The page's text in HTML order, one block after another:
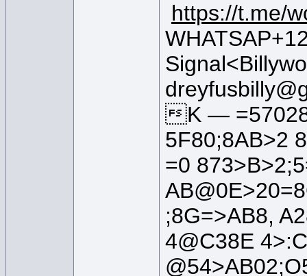
https://t.me/
K —
5F80;8AB>2
=0
;8G=>AB8,
4@C38E